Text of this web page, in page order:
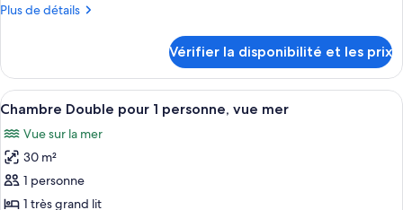
chambre :
mer
Plus de détails
Plus
le
type
de
Suite,
vue
mer
Vérifier la disponibilité et les prix
Afficher
toutes
les
photos
pour
ce
Minibar, coffres-forts dans les
5
Chambre Double pour 1 personne, vue mer
Vue sur la mer
30 m²
1 personne
1 très grand lit